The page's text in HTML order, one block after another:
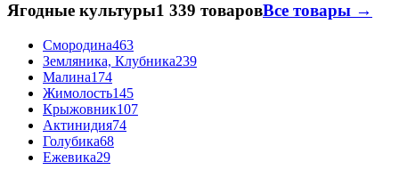
Ягодные культуры1 339 товаровВсе товары →
Смородина463
Земляника, Клубника239
Малина174
Жимолость145
Крыжовник107
Актинидия74
Голубика68
Ежевика29